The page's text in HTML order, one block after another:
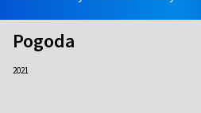
Pogoda
2021